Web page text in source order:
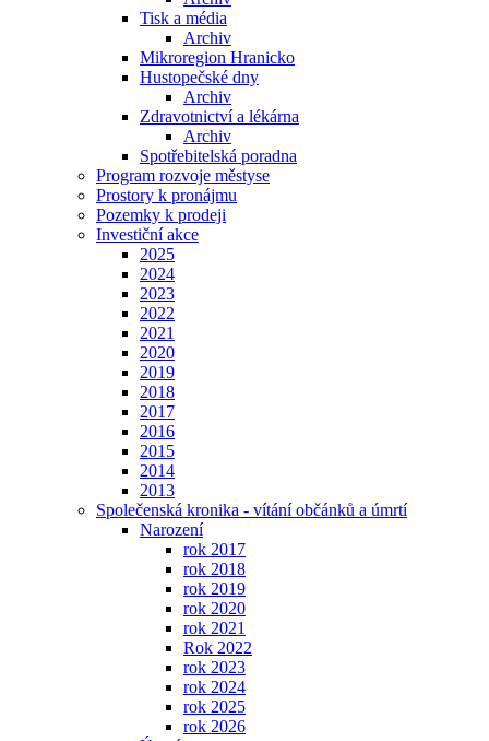
Tisk a média
Archiv
Mikroregion Hranicko
Hustopečské dny
Archiv
Zdravotnictví a lékárna
Archiv
Spotřebitelská poradna
Program rozvoje městyse
Prostory k pronájmu
Pozemky k prodeji
Investiční akce
2025
2024
2023
2022
2021
2020
2019
2018
2017
2016
2015
2014
2013
Společenská kronika - vítání občánků a úmrtí
Narození
rok 2017
rok 2018
rok 2019
rok 2020
rok 2021
Rok 2022
rok 2023
rok 2024
rok 2025
rok 2026